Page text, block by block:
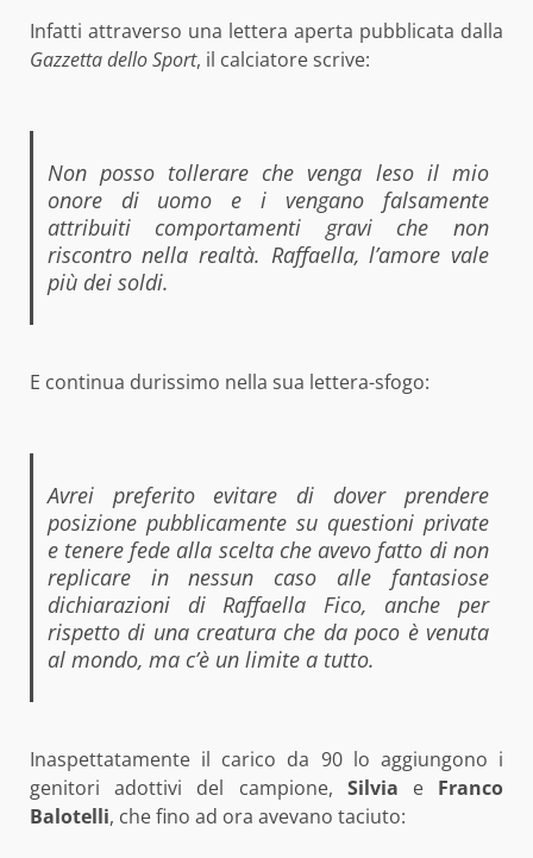
Infatti attraverso una lettera aperta pubblicata dalla
Gazzetta dello Sport, il calciatore scrive:
Non posso tollerare che venga leso il mio
onore di uomo e i vengano falsamente
attribuiti comportamenti gravi che non
riscontro nella realtà. Raffaella, l’amore vale
più dei soldi.
E continua durissimo nella sua lettera-sfogo:
Avrei preferito evitare di dover prendere
posizione pubblicamente su questioni private
e tenere fede alla scelta che avevo fatto di non
replicare in nessun caso alle fantasiose
dichiarazioni di Raffaella Fico, anche per
rispetto di una creatura che da poco è venuta
al mondo, ma c’è un limite a tutto.
Inaspettatamente il carico da 90 lo aggiungono i
genitori adottivi del campione, Silvia eFranco
Balotelli, che fino ad ora avevano taciuto: